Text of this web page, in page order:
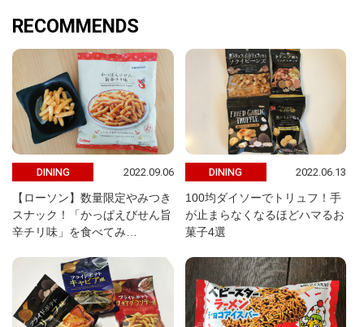
RECOMMENDS
DINING 2022.09.06
【ローソン】数量限定やみつき
スナック！「かっぱえびせん旨
辛チリ味」を食べてみ…
DINING 2022.06.13
100均ダイソーでトリュフ！手
が止まらなくなるほどハマるお
菓子4選